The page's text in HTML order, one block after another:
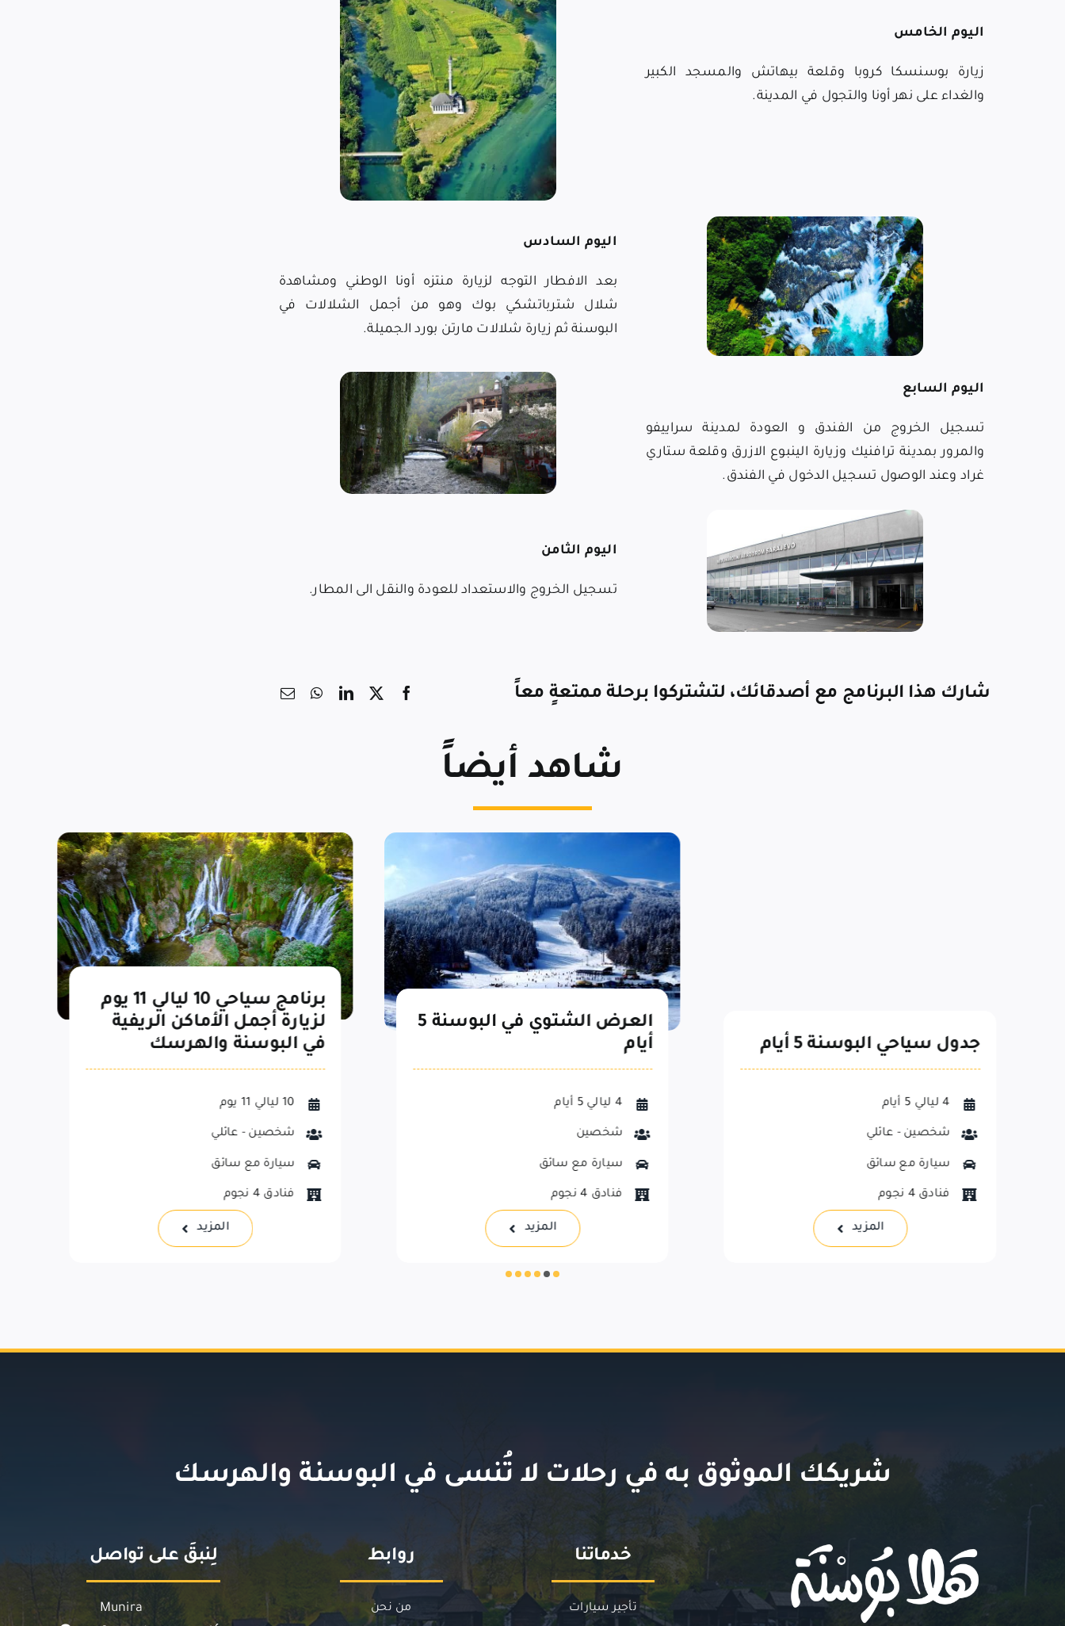
اليوم الخامس
زيارة بوسنسكا كروبا وقلعة بيهاتش والمسجد الكبير
والغداء على نهر أونا والتجول في المدينة.
اليوم السادس
بعد الافطار التوجه لزيارة منتزه أونا الوطني ومشاهدة
شلال شترباتشكي بوك وهو من أجمل الشلالات في
البوسنة ثم زيارة شلالات مارتن بورد الجميلة.
اليوم السابع
تسجيل الخروج من الفندق و العودة لمدينة سراييفو
والمرور بمدينة ترافنيك وزيارة الينبوع الازرق وقلعة ستاري
غراد وعند الوصول تسجيل الدخول في الفندق.
اليوم الثامن
تسجيل الخروج والاستعداد للعودة والنقل الى المطار .
شارك هذا البرنامج مع أصدقائك، لتشتركوا برحلة ممتعةٍ معاً
شاهد أيضاً
أيام
4 ليالي 5 أيام
شخصين
سيارة مع سائق
فنادق 4 نجوم
المزيد
لزيارة أجمل الأماكن الريفية
في البوسنة والهرسك
10 ليالي 11 يوم
شخصين - عائلي
سيارة مع سائق
فنادق 4 نجوم
المزيد
برنامج 8 ليالي 9 أيام في أجمل
مناطق البوسنة والهرسك
8 ليالي 9 أيام
شخصان - برنامج عائلي
سيارة مع سائق
فنادق 4 نجوم
المزيد
شريكك الموثوق به في رحلات لا تُنسى في البوسنة والهرسك
خدماتنا
تأجير سيارات
روابط
من نحن
لِنبقَ على تواصل
Munira